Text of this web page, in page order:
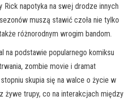
napotyka na swej drodze innych
muszą stawić czoła nie tylko
różnorodnym wrogim bandom.
na podstawie popularnego komiksu
zombie movie i dramat
skupia się na walce o życie w
żywe trupy, co na interakcjach między